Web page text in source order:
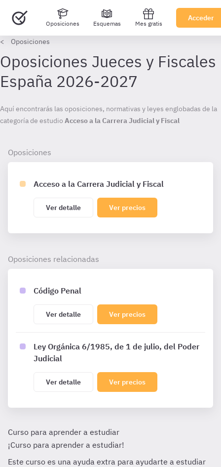
Oposiciones Esquemas Mes gratis
Acceder
Oposiciones
Oposiciones
Acceso a la Carrera Judicial y Fiscal
Ver detalle Ver precios
Oposiciones relacionadas
Código Penal
Ver detalle Ver precios
Ley Orgánica 6/1985, de 1 de julio, del Poder
Judicial
Ver detalle Ver precios
Curso para aprender a estudiar
¡Curso para aprender a estudiar!
Este curso es una ayuda extra para ayudarte a estudiar